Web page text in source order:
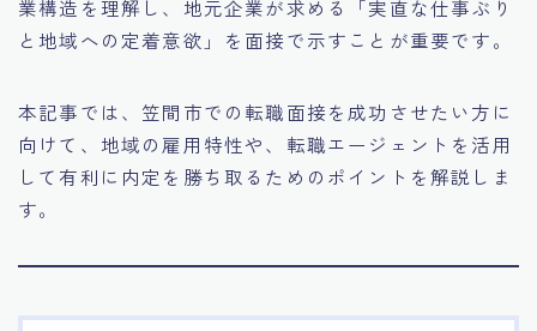
18.転職後の職場に適応するためのヒント
業構造を理解し、地元企業が求める「実直な仕事ぶり
と地域への定着意欲」を面接で示すことが重要です。
本記事では、笠間市での転職面接を成功させたい方に
向けて、地域の雇用特性や、転職エージェントを活用
して有利に内定を勝ち取るためのポイントを解説しま
す。